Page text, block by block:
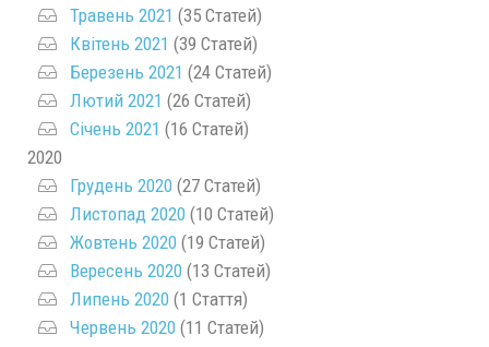
Травень 2021 (35 Статей)
Квітень 2021 (39 Статей)
Березень 2021 (24 Статей)
Лютий 2021 (26 Статей)
Січень 2021 (16 Статей)
2020
Грудень 2020 (27 Статей)
Листопад 2020 (10 Статей)
Жовтень 2020 (19 Статей)
Вересень 2020 (13 Статей)
Липень 2020 (1 Стаття)
Червень 2020 (11 Статей)